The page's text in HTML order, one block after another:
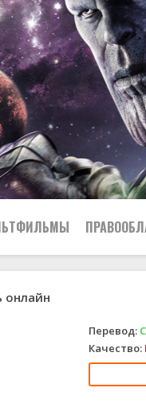
онлайн
Перевод:
Качество: